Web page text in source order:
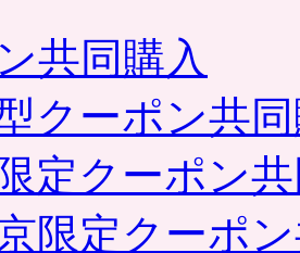
共同購入
クーポン共
定クーポン
限定クーポ